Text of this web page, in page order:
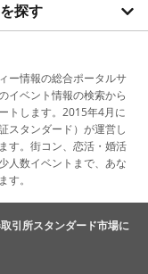
探す
ー情報の総合ポータルサ
イベント情報の検索から
トします。2015年4月に
スタンダード）が運営し
す。街コン、恋活・婚活
人数イベントまで、あな
。
引所スタンダード市場に